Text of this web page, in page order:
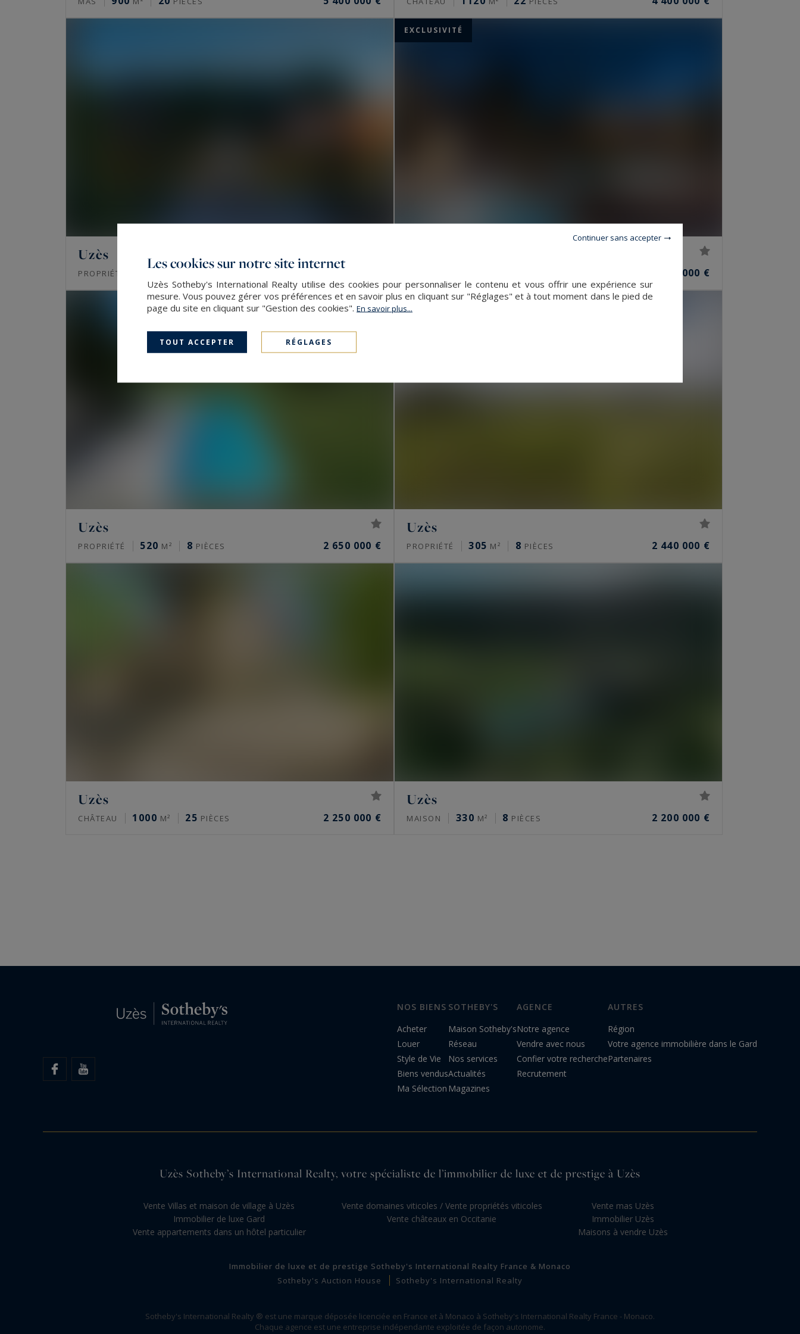
Uzès
PROPRIÉTÉ 1600 20 3 995 000 €
EXCLUSIVITÉ
2 900 000 €
Uzès
PROPRIÉTÉ 520 M² 8 PIÈCES 2 650 000 €
EXCLUSIVITÉ
Uzès
PROPRIÉTÉ 305 M² 8 PIÈCES 2 440 000 €
Uzès
CHÂTEAU 1000 M² 25 PIÈCES 2 250 000 €
Uzès
MAISON 330 M² 8 PIÈCES 2 200 000 €
NOS BIENS
Acheter
Louer
Style de Vie
Biens vendus
Ma Sélection
SOTHEBY'S
Maison Sotheby's
Réseau
Nos services
Actualités
Magazines
AGENCE
Notre agence
Vendre avec nous
Confier votre recherche
Recrutement
AUTRES
Région
Votre agence immobilière dans le Gard
Partenaires
Uzès Sotheby’s International Realty, votre spécialiste de l’immobilier de luxe et de prestige à Uzès
Vente Villas et maison de village à Uzès
Immobilier de luxe Gard
Vente appartements dans un hôtel particulier
Vente domaines viticoles / Vente propriétés viticoles
Vente châteaux en Occitanie
Vente mas Uzès
Immobilier Uzès
Maisons à vendre Uzès
Immobilier de luxe et de prestige Sotheby's International Realty France & Monaco
Sotheby's Auction House
Sotheby's International Realty
Sotheby's International Realty ® est une marque déposée licenciée en France et à Monaco à Sotheby's International Realty France - Monaco.
Chaque agence est une entreprise indépendante exploitée de façon autonome.
Les cookies sur notre site internet
Uzès Sotheby's International Realty utilise des cookies pour personnaliser le contenu et vous offrir une expérience sur
mesure. Vous pouvez gérer vos préférences et en savoir plus en cliquant sur "Réglages" et à tout moment dans le pied de
page du site en cliquant sur "Gestion des cookies". En savoir plus...
TOUT ACCEPTER RÉGLAGES
Continuer sans accepter